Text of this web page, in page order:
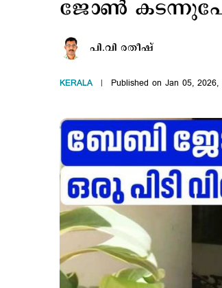
ജോൺ
പി.വി രതീഷ്
KERALA Published on Jan 05,